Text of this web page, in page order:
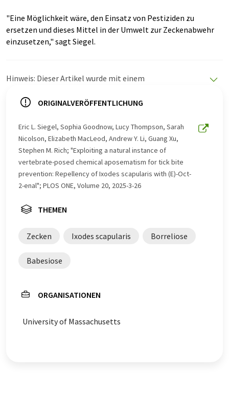
"Eine Möglichkeit wäre, den Einsatz von Pestiziden zu
ersetzen und dieses Mittel in der Umwelt zur Zeckenabwehr
einzusetzen," sagt Siegel.
Hinweis: Dieser Artikel wurde mit einem
LUMITOS bietet diese automatischen Übersetzungen
Nachrichten zu präsentieren. Da dieser Artikel mit
automatischer Übersetzung übersetzt wurde, ist es
möglich, dass er Fehler im Vokabular, in der Syntax oder
in der Grammatik enthält. Den ursprünglichen Artikel in
Englisch finden Siehier.
ORIGINALVERÖFFENTLICHUNG
Eric L. Siegel, Sophia Goodnow, Lucy Thompson, Sarah
Nicolson, Elizabeth MacLeod, Andrew Y. Li, Guang Xu,
Stephen M. Rich; "Exploiting a natural instance of
vertebrate-posed chemical aposematism for tick bite
prevention: Repellency of Ixodes scapularis with (E)-Oct-
2-enal"; PLOS ONE, Volume 20, 2025-3-26
THEMEN
Zecken Ixodes scapularis Borreliose
Babesiose
ORGANISATIONEN
University of Massachusetts